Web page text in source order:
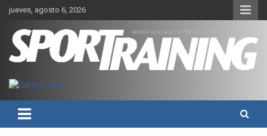
Skip
content
jueves, agosto 6, 2026
Revista técnica del deporte
Sport Training
rendimiento, nutrición y entrenamiento.